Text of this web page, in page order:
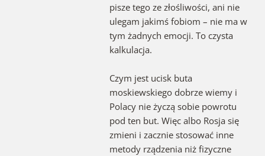
pisze tego ze złośliwości, ani nie
ulegam jakimś fobiom – nie ma w
tym żadnych emocji. To czysta
kalkulacja.
Czym jest ucisk buta
moskiewskiego dobrze wiemy i
Polacy nie życzą sobie powrotu
pod ten but. Więc albo Rosja się
zmieni i zacznie stosować inne
metody rządzenia niż fizyczne